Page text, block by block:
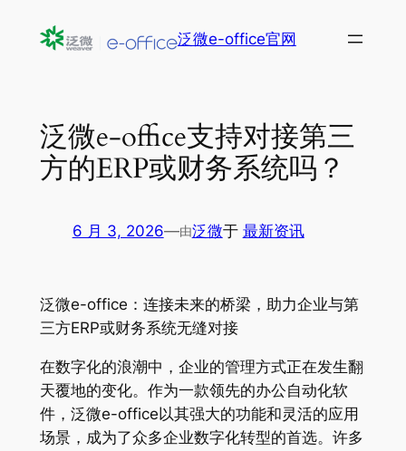
泛微e-office官网
泛微e-office支持对接第三
方的ERP或财务系统吗？
6 月 3, 2026—由泛微于 最新资讯
泛微e-office：连接未来的桥梁，助力企业与第
三方ERP或财务系统无缝对接
在数字化的浪潮中，企业的管理方式正在发生翻
天覆地的变化。作为一款领先的办公自动化软
件，泛微e-office以其强大的功能和灵活的应用
场景，成为了众多企业数字化转型的首选。许多